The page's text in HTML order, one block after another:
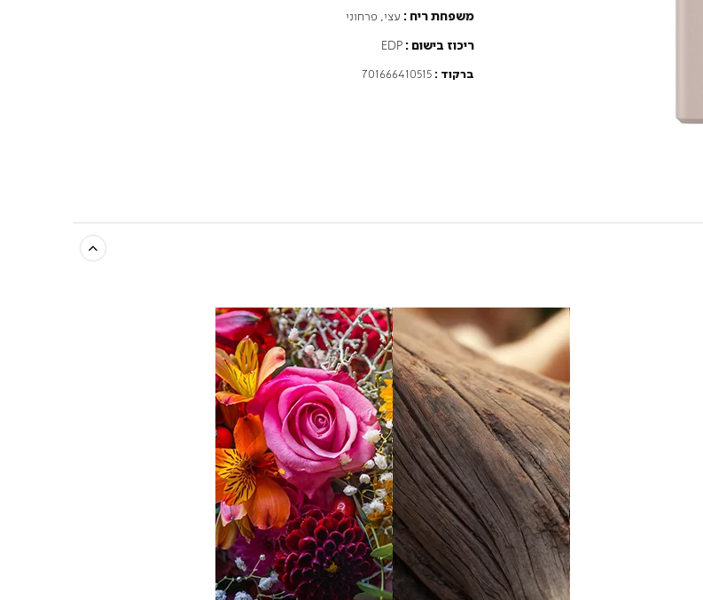
משפחת ריח : עצי, פרחוני
ריכוז בישום :EDP
ברקוד :701666410515